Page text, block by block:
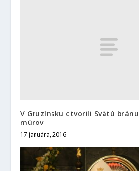
V Gruzínsku otvorili Svätú
múrov
17 januára, 2016